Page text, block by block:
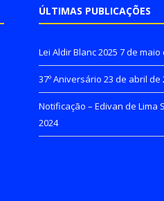
ÚLTIMAS PUBLICAÇÕES
Lei Aldir Blanc 2025 7 de maio
37º Aniversário 23 de abril de
Notificação – Edivan de Lima
2024